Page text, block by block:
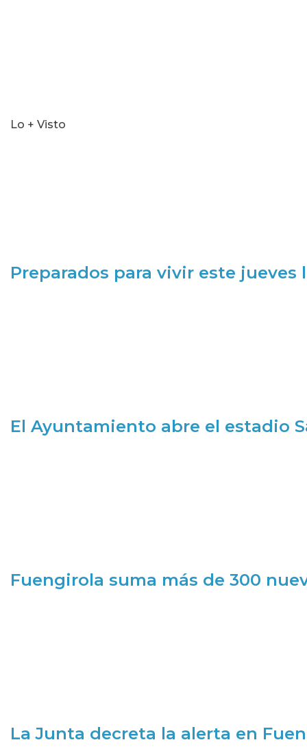
Lo + Visto
Preparados para vivir este jueves
El Ayuntamiento abre el estadio
Fuengirola suma más de 300
La Junta decreta la alerta en